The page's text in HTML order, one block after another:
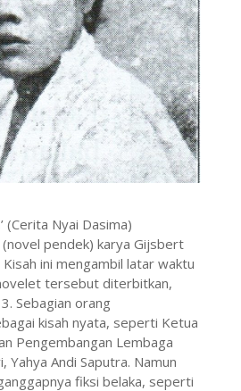
(Cerita Nyai Dasima)
pendek) karya Gijsbert
ini mengambil latar waktu
tersebut diterbitkan,
Sebagian orang
kisah nyata, seperti Ketua
Pengembangan Lembaga
Yahya Andi Saputra. Namun
fiksi belaka, seperti